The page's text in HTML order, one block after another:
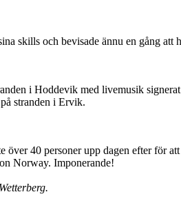
skills och bevisade ännu en gång
i Hoddevik med livemusik
stranden i Ervik.
över 40 personer upp dagen efter för
Norway. Imponerande!